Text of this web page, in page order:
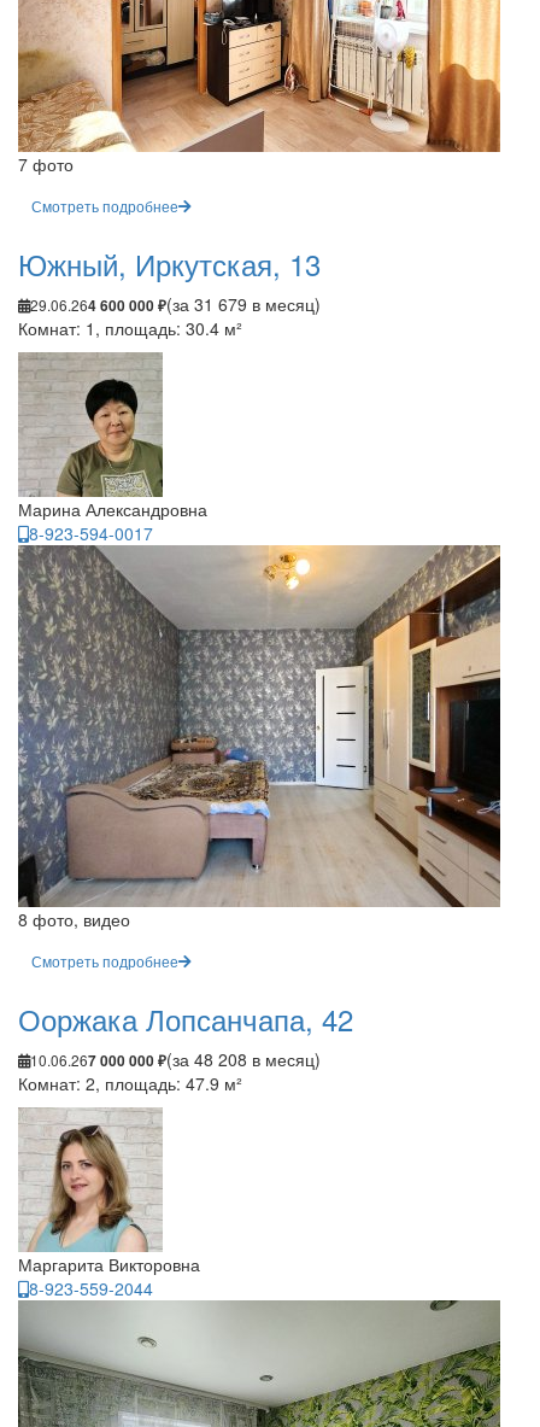
7 фото
Смотреть подробнее
Южный, Иркутская, 13
29.06.264 600 000 ₽(за 31 679 в месяц)
Комнат: 1, площадь: 30.4 м²
Марина Александровна
8-923-594-0017
8 фото, видео
Смотреть подробнее
Ооржака Лопсанчапа, 42
10.06.267 000 000 ₽(за 48 208 в месяц)
Комнат: 2, площадь: 47.9 м²
Маргарита Викторовна
8-923-559-2044